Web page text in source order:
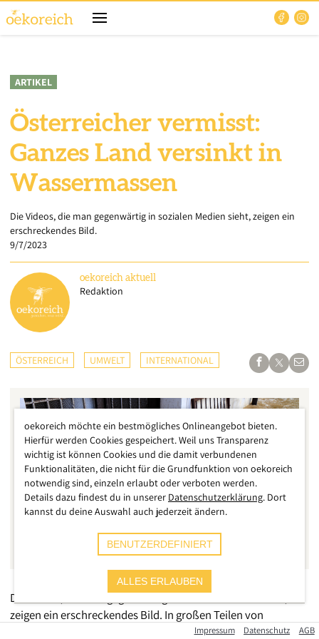
ARTIKEL
Österreicher vermisst:
Ganzes Land versinkt in
Wassermassen
Die Videos, die man gegenwärtig in sozialen Medien sieht, zeigen ein
erschreckendes Bild.
9/7/2023
oekoreich aktuell
Redaktion
ÖSTERREICH UMWELT INTERNATIONAL
Die Videos, die man gegenwärtig in sozialen Medien sieht,
zeigen ein erschreckendes Bild. In großen Teilen von
Griechenland stehen ganze Städte unter Wasser, mitunter 4
Impressum Datenschutz AGB
oekoreich möchte ein bestmögliches Onlineangebot bieten.
Hierfür werden Cookies gespeichert. Weil uns Transparenz
wichtig ist können Cookies und die damit verbundenen
Funktionalitäten, die nicht für die Grundfunktion von oekoreich
notwendig sind, einzeln erlaubt oder verboten werden.
Details dazu findest du in unserer Datenschutzerklärung. Dort
kannst du deine Auswahl auch jederzeit ändern.
BENUTZERDEFINIERT
ALLES ERLAUBEN